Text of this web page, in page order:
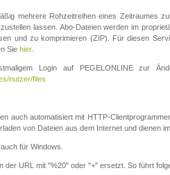
mehrere Rohzeitreihen eines Zeitraumes
lassen. Abo-Dateien werden im
und zu komprimieren (ZIP). Für diesen
Sie hier.
Login auf PEGELONLINE zur
nutzer/files
auch automatisiert mit HTTP-
von Dateien aus dem Internet und dienen
für Windows.
der URL mit "%20" oder "+" ersetzt. So führt